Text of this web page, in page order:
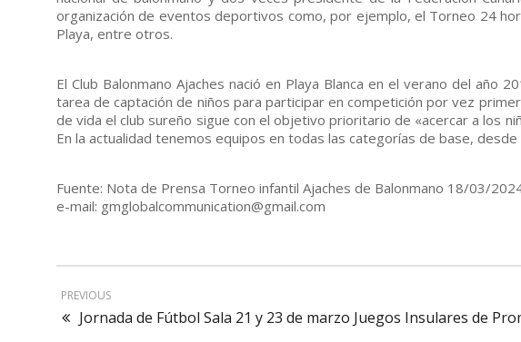
organización de eventos deportivos como, por ejemplo, el Torneo 24
Playa, entre otros.
El Club Balonmano Ajaches nació en Playa Blanca en el verano del año
tarea de captación de niños para participar en competición por vez
de vida el club sureño sigue con el objetivo prioritario de «acercar a los
En la actualidad tenemos equipos en todas las categorías de base,
Fuente: Nota de Prensa Torneo infantil Ajaches de Balonmano 18/03/
e-mail: gmglobalcommunication@gmail.com
PREVIOUS
Jornada de Fútbol Sala 21 y 23 de marzo Juegos Insulares de